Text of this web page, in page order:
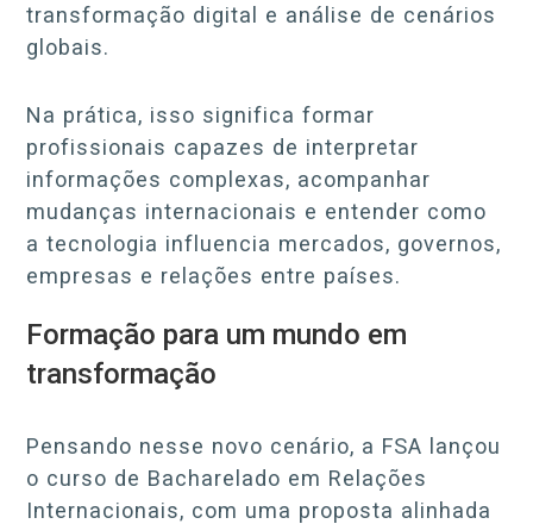
transformação digital e análise de cenários
globais.
Na prática, isso significa formar
profissionais capazes de interpretar
informações complexas, acompanhar
mudanças internacionais e entender como
a tecnologia influencia mercados, governos,
empresas e relações entre países.
Formação para um mundo em
transformação
Pensando nesse novo cenário, a FSA lançou
o curso de Bacharelado em Relações
Internacionais, com uma proposta alinhada